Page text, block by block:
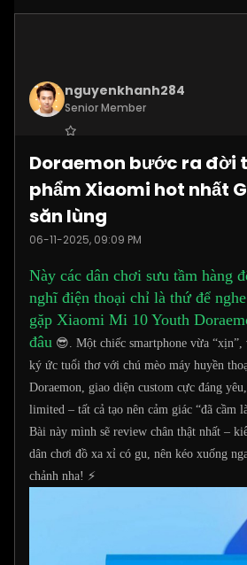
nguyenkhanh284
Senior Member
Posts:1187
Doraemon bước ra đời
phẩm Xiaomi hot nhất
săn lùng
06-11-2025, 09:09 PM
Này các dân chơi sưu tầm hàng
nghĩ điện thoại chỉ là thứ để
gặp Xiaomi Mi 10 Youth
đâu 😎. Một chiếc smartphone vừa
ký ức tuổi thơ với chú mèo máy huyền
Doraemon, giao diện custom cực đáng
limited – tất cả tạo nên cảm giác “đã cầm
Bài này mình sẽ review chân thật nhất –
dân chơi đồ xa xỉ có gu, nên kéo xuống
chảnh nha! ⚡